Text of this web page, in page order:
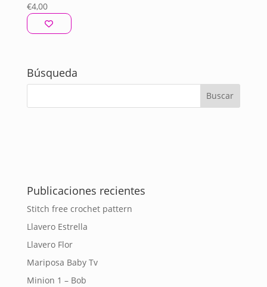
€4,00
Búsqueda
Publicaciones recientes
Stitch free crochet pattern
Llavero Estrella
Llavero Flor
Mariposa Baby Tv
Minion 1 – Bob